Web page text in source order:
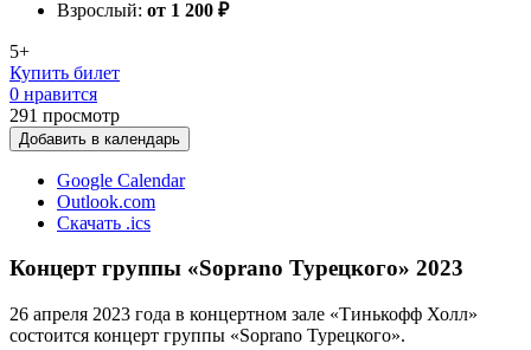
Взрослый: от 1 200 ₽
5+
Купить билет
0 нравится
291 просмотр
Добавить в календарь
Google Calendar
Outlook.com
Скачать .ics
Концерт группы «Soprano Турецкого» 2023
26 апреля 2023 года в концертном зале «Тинькофф Холл»
состоится концерт группы «Soprano Турецкого».